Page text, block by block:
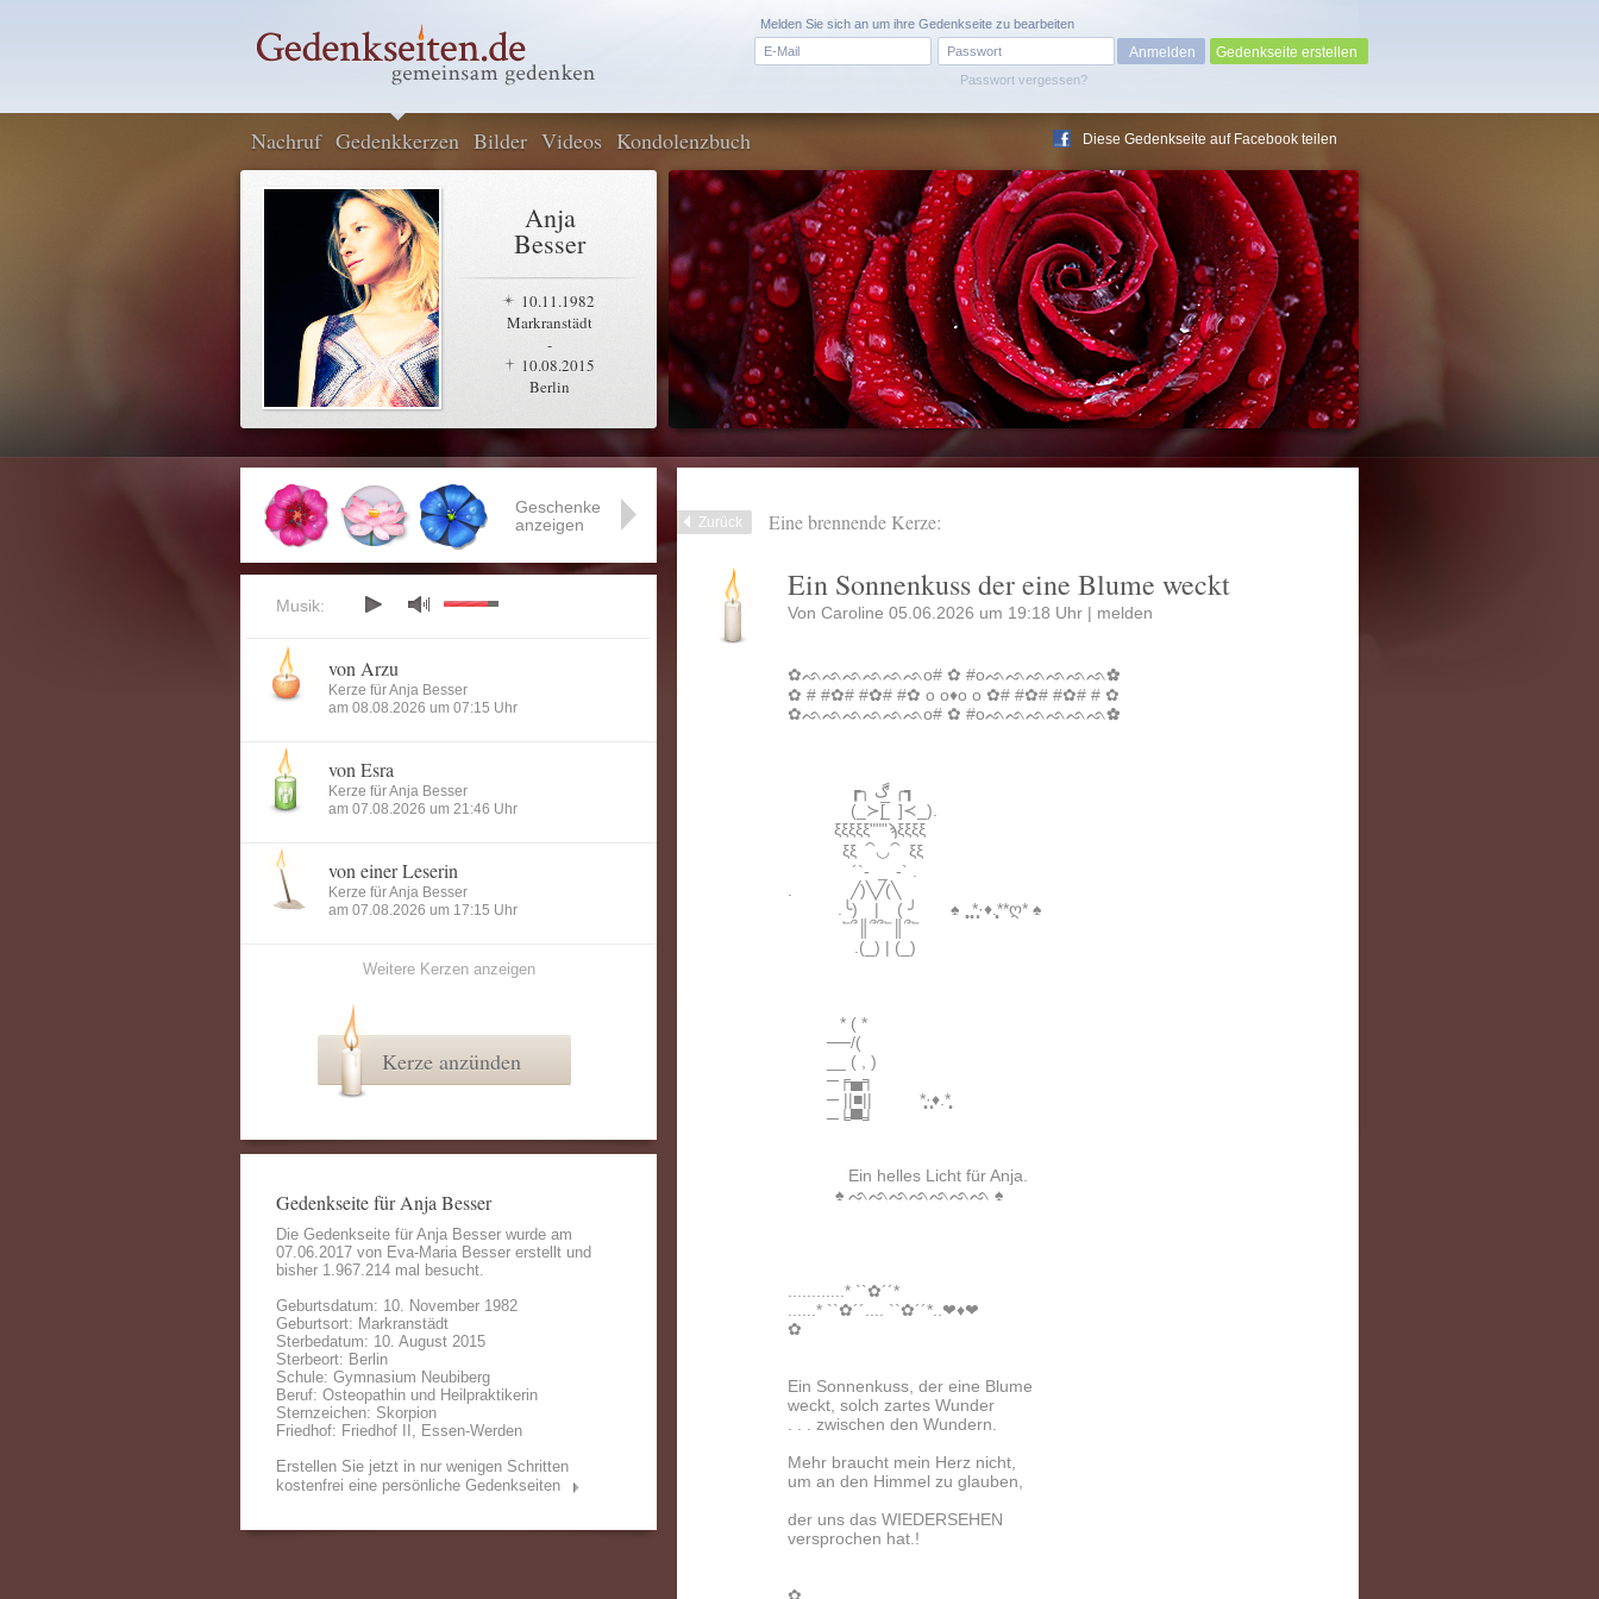
Passwort vergessen?
Melden Sie sich an um ihre Gedenkseite zu bearbeiten
Gedenkseite erstellen
Nachruf Gedenkkerzen Bilder Videos Kondolenzbuch Diese Gedenkseite auf Facebook teilen
Anja
Besser
10.11.1982
Markranstädt
-
10.08.2015
Berlin
Zurück Eine brennende Kerze:
Ein Sonnenkuss der eine Blume weckt
Von Caroline 05.06.2026 um 19:18 Uhr | melden
✿ᨒᨒᨒᨒᨒᨒo# ✿ #oᨒᨒᨒᨒᨒᨒ✿
✿ # #✿# #✿# #✿ o o♦️o o ✿# #✿# #✿# # ✿
✿ᨒᨒᨒᨒᨒᨒo# ✿ #oᨒᨒᨒᨒᨒᨒ✿
┏╮ ڰ ╭┓
(_≻[ ̲̅ ]≺_).
ξξξξξ"""ϡξξξξ
ξξ ⁀◡⁀ ξξ
´`- _ -` .
. ╱)╲╱(╲
.╰) | ( ╯ ♠️ ̩̥̩̥*̩̩̥͙·̩̩̥♦️.*̩̩̥͙*ღ* ♠️
՟՞║՞՞՟║՞՟
.(_) | (_)
* ( *
──/(
__ ( , )
─╒▄╕
─ ||■|| *̩̩̥͙·̩̩̥♦️.*̩̩̥͙
─╘▀╛
Ein helles Licht für Anja.
♠️ ᨒᨒᨒᨒᨒᨒᨒ ♠️
............* ``✿´´*
......* ``✿´´.... ``✿´´*..❤♦️❤
✿
Ein Sonnenkuss, der eine Blume
weckt, solch zartes Wunder
. . . zwischen den Wundern.
Mehr braucht mein Herz nicht,
um an den Himmel zu glauben,
der uns das WIEDERSEHEN
versprochen hat.!
Geschenke
anzeigen
Musik:
von Arzu
Kerze für Anja Besser
am 08.08.2026 um 07:15 Uhr
von Esra
Kerze für Anja Besser
am 07.08.2026 um 21:46 Uhr
von einer Leserin
Kerze für Anja Besser
am 07.08.2026 um 17:15 Uhr
Weitere Kerzen anzeigen
Kerze anzünden
Gedenkseite für Anja Besser
Die Gedenkseite für Anja Besser wurde am
07.06.2017 von Eva-Maria Besser erstellt und
bisher 1.967.214 mal besucht.
Geburtsdatum: 10. November 1982
Geburtsort: Markranstädt
Sterbedatum: 10. August 2015
Sterbeort: Berlin
Schule: Gymnasium Neubiberg
Beruf: Osteopathin und Heilpraktikerin
Sternzeichen: Skorpion
Friedhof: Friedhof II, Essen-Werden
Erstellen Sie jetzt in nur wenigen Schritten
kostenfrei eine persönliche Gedenkseiten